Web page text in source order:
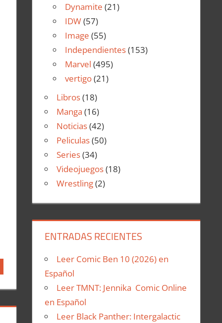
Dynamite (21)
IDW(57)
Image (55)
Independientes(153)
Marvel (495)
vertigo(21)
Libros(18)
Manga (16)
Noticias(42)
Peliculas(50)
Series(34)
Videojuegos(18)
Wrestling(2)
ENTRADAS RECIENTES
Leer Comic Ben 10 (2026) en
Español
Leer TMNT: Jennika Comic Online
en Español
Leer Black Panther: Intergalactic